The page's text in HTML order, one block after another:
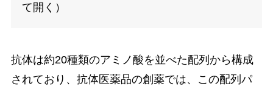
て開く）
抗体は約20種類のアミノ酸を並べた配列から構成
されており、抗体医薬品の創薬では、この配列パ